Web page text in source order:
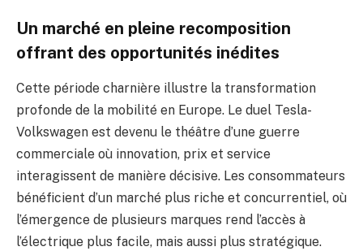
Un marché en pleine recomposition
offrant des opportunités inédites
Cette période charnière illustre la transformation
profonde de la mobilité en Europe. Le duel Tesla-
Volkswagen est devenu le théâtre d’une guerre
commerciale où innovation, prix et service
interagissent de manière décisive. Les consommateurs
bénéficient d’un marché plus riche et concurrentiel, où
l’émergence de plusieurs marques rend l’accès à
l’électrique plus facile, mais aussi plus stratégique.